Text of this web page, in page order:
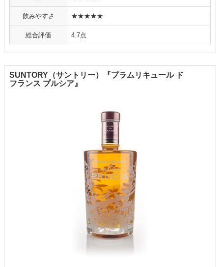
飲みやすさ ★★★★★
総合評価 4.7点
SUNTORY（サントリー）『プラムリキュール ド
フランス プルシア』